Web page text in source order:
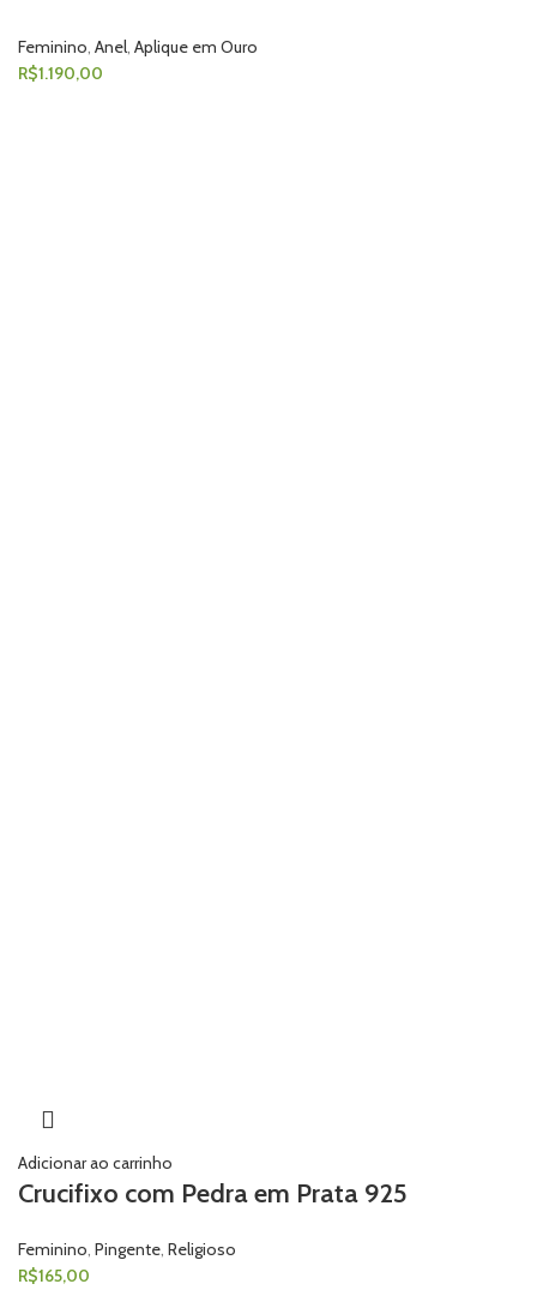
Feminino, Anel, Aplique em Ouro
R$1.190,00
Adicionar ao carrinho
Crucifixo com Pedra em Prata 925
Feminino, Pingente, Religioso
R$165,00